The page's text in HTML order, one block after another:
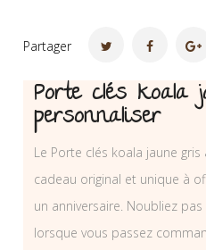
Partager
Porte clés koala
personnaliser
Le Porte clés koala jaune
cadeau original et unique à
un anniversaire. Noubliez
lorsque vous passez